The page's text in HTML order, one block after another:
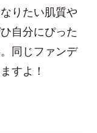
りたい肌質や
自分にぴった
同じファンデ
すよ！